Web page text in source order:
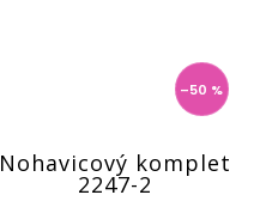
–50 %
Nohavicový komplet
2247-2